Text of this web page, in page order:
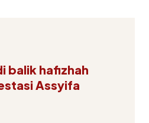
balik hafizhah
Assyifa